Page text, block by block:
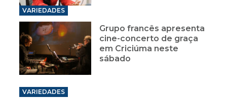
VARIEDADES
Grupo francês apresenta
cine-concerto de graça
em Criciúma neste
sábado
VARIEDADES